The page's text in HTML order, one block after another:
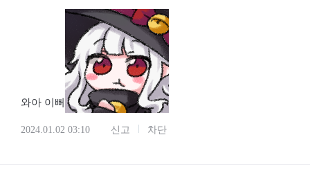
와아 이뻐
2024.01.02 03:10 신고 차단